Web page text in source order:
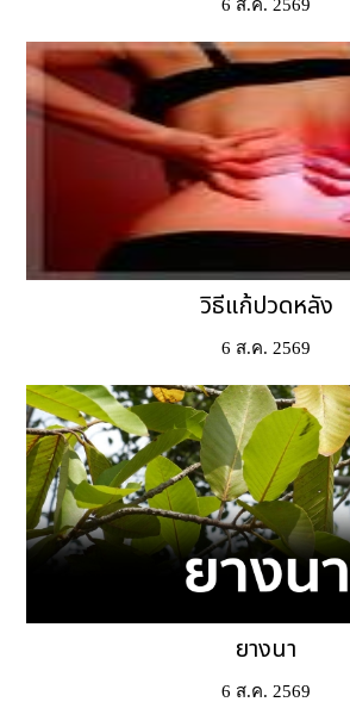
6 ส.ค. 2569
วิธีแก้ปวดหลัง
6 ส.ค. 2569
ยางนา
6 ส.ค. 2569